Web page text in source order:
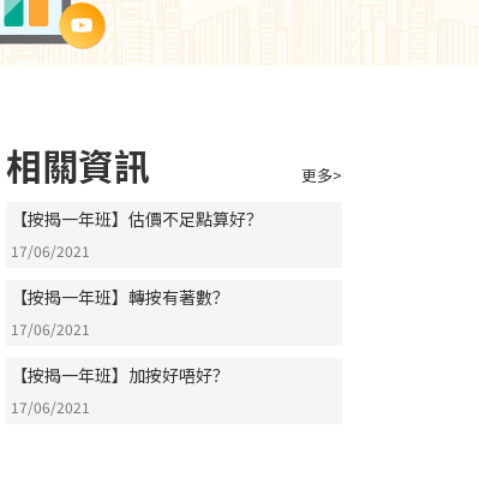
相關資訊 更多>
【按揭一年班】估價不足點算好？
17/06/2021
【按揭一年班】轉按有著數？
17/06/2021
【按揭一年班】加按好唔好？
17/06/2021